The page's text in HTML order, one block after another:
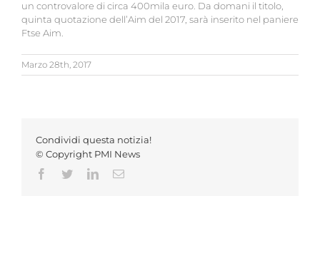
un controvalore di circa 400mila euro. Da domani il titolo,
quinta quotazione dell’Aim del 2017, sarà inserito nel paniere
Ftse Aim.
Marzo 28th, 2017
Condividi questa notizia!
© Copyright PMI News
Facebook
TwitterLinkedInEmail